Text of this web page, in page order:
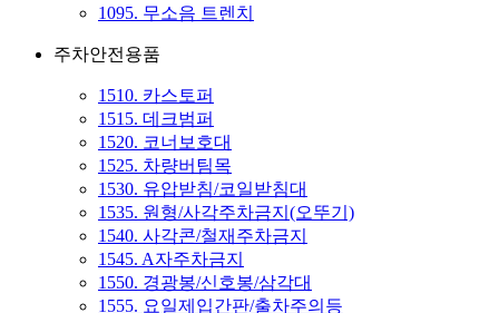
1095. 무소음 트렌치
주차안전용품
1510. 카스토퍼
1515. 데크범퍼
1520. 코너보호대
1525. 차량버팀목
1530. 유압받침/코일받침대
1535. 원형/사각주차금지(오뚜기)
1540. 사각콘/철재주차금지
1545. A자주차금지
1550. 경광봉/신호봉/삼각대
1555. 요일제입간판/출차주의등